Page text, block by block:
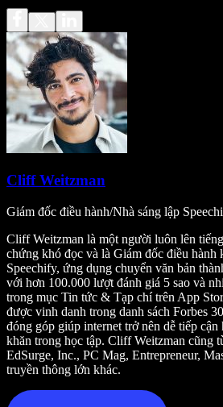
Cliff Weitzman
Giám đốc điều hành/Nhà sáng lập
Cliff Weitzman là một người luôn lên
chứng khó đọc và là Giám đốc điều hành
Speechify, ứng dụng chuyển văn bản
với hơn 100.000 lượt đánh giá 5 sao và
trong mục Tin tức & Tạp chí trên App
được vinh danh trong danh sách Forbes
đóng góp giúp internet trở nên dễ tiếp
khăn trong học tập. Cliff Weitzman cũng
EdSurge, Inc., PC Mag, Entrepreneur,
truyền thông lớn khác.